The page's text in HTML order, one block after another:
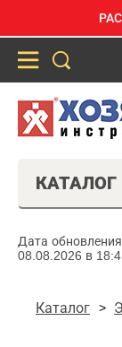
КАТАЛОГ
Дата
08.08.2026 в
Каталог